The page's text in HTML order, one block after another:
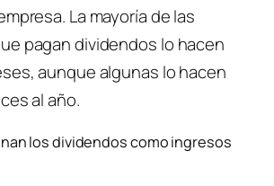
La mayoría de las
pagan dividendos lo hacen
aunque algunas lo hacen
al año.
los dividendos como ingresos